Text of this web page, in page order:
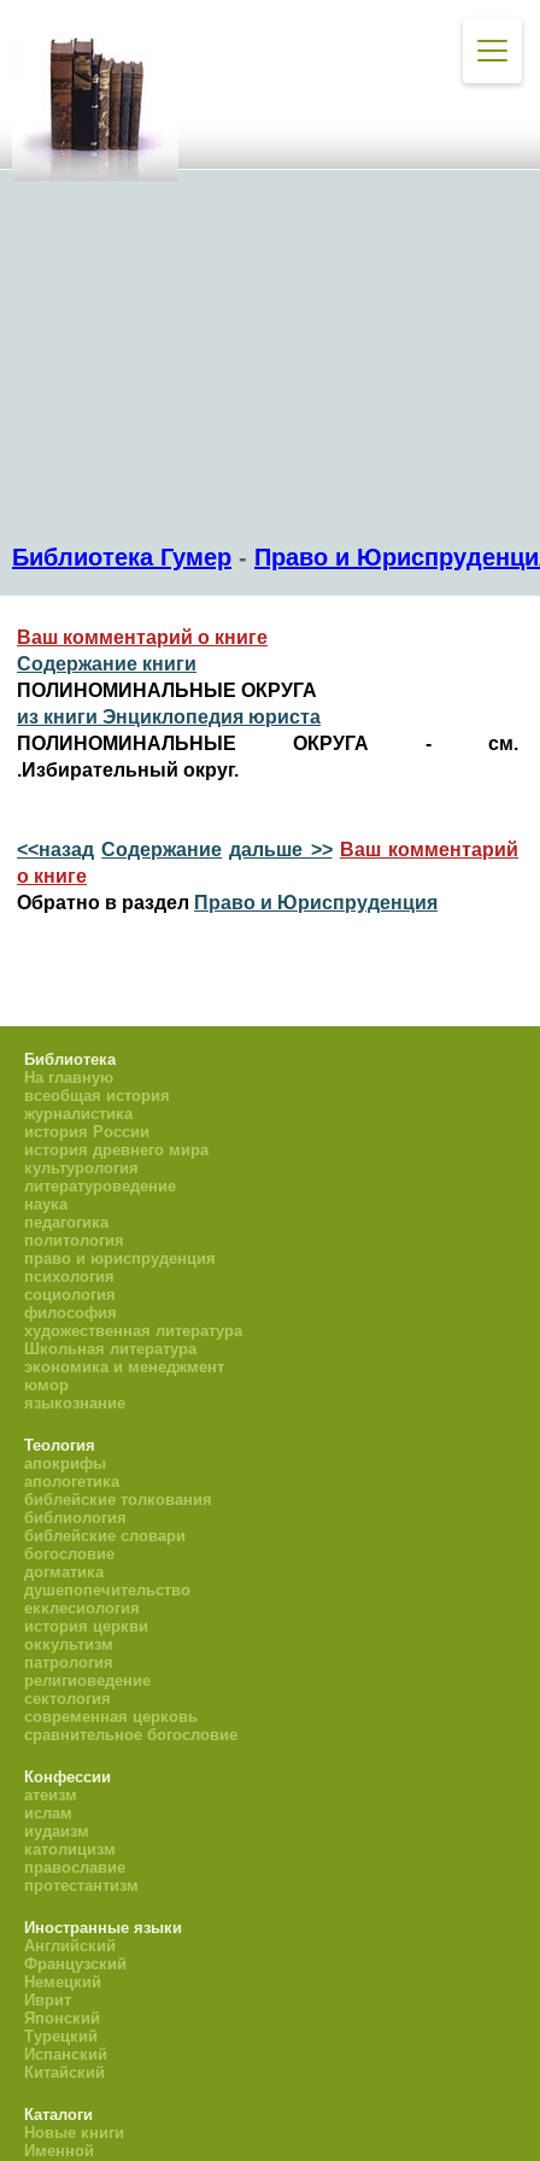
Библиотека Гумер - Право и
Ваш комментарий о книге
Содержание книги
ПОЛИНОМИНАЛЬНЫЕ ОКРУГА
из книги Энциклопедия юриста
ПОЛИНОМИНАЛЬНЫЕ ОКРУГА - см.
.Избирательный округ.
<<назад Содержание дальше >> Ваш комментарий
о книге
Обратно в раздел Право и Юриспруденция
Библиотека
На главную
всеобщая история
журналистика
история России
история древнего мира
культурология
литературоведение
наука
педагогика
политология
право и юриспруденция
психология
социология
философия
художественная литература
Школьная литература
экономика и менеджмент
юмор
языкознание
Теология
апокрифы
апологетика
библейские толкования
библиология
библейские словари
богословие
догматика
душепопечительство
екклесиология
история церкви
оккультизм
патрология
религиоведение
сектология
современная церковь
сравнительное богословие
Конфессии
атеизм
ислам
иудаизм
католицизм
православие
протестантизм
Иностранные языки
Английский
Французский
Немецкий
Иврит
Японский
Турецкий
Испанский
Китайский
Каталоги
Новые книги
Именной